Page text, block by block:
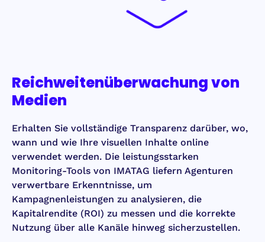
Reichweitenüberwachung von
Medien
Erhalten Sie vollständige Transparenz darüber, wo,
wann und wie Ihre visuellen Inhalte online
verwendet werden. Die leistungsstarken
Monitoring-Tools von IMATAG liefern Agenturen
verwertbare Erkenntnisse, um
Kampagnenleistungen zu analysieren, die
Kapitalrendite (ROI) zu messen und die korrekte
Nutzung über alle Kanäle hinweg sicherzustellen.